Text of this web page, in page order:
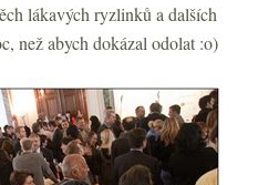
lákavých ryzlinků a dalších
než abych dokázal odolat :o)